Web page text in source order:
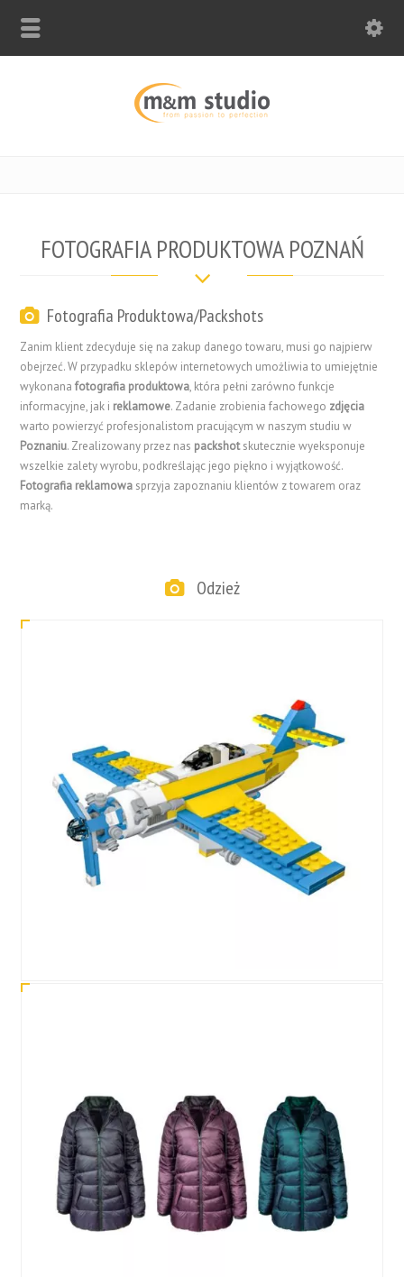
FOTOGRAFIA PRODUKTOWA POZNAŃ
Fotografia Produktowa/Packshots
Zanim klient zdecyduje się na zakup danego towaru, musi go najpierw
obejrzeć. W przypadku sklepów internetowych umożliwia to umiejętnie
wykonanafotografia produktowa, która pełni zarówno funkcje
informacyjne, jak i reklamowe. Zadanie zrobienia fachowego zdjęcia
warto powierzyć profesjonalistom pracującym w naszym studiu w
Poznaniu. Zrealizowany przez nas packshotskutecznie wyeksponuje
wszelkie zalety wyrobu, podkreślając jego piękno i wyjątkowość.
Fotografia reklamowa sprzyja zapoznaniu klientów z towarem oraz
marką.
Odzież